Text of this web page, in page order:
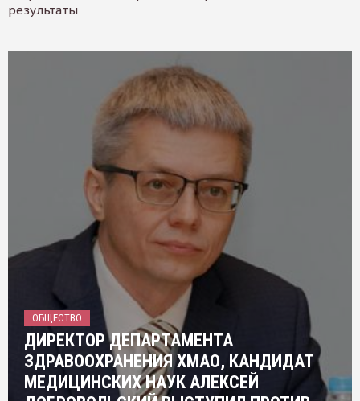
результаты
ОБЩЕСТВО
ДИРЕКТОР ДЕПАРТАМЕНТА
ЗДРАВООХРАНЕНИЯ ХМАО, КАНДИДАТ
МЕДИЦИНСКИХ НАУК АЛЕКСЕЙ